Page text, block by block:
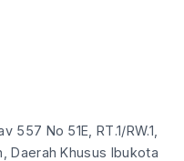
557 No 51E, RT.1/RW.1,
Daerah Khusus Ibukota